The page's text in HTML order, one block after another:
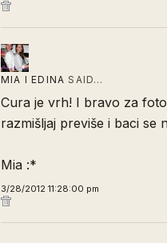
MIA I EDINA SAID…
Cura je vrh! I bravo za
razmišljaj previše i baci se
Mia :*
3/28/2012 11:28:00 pm